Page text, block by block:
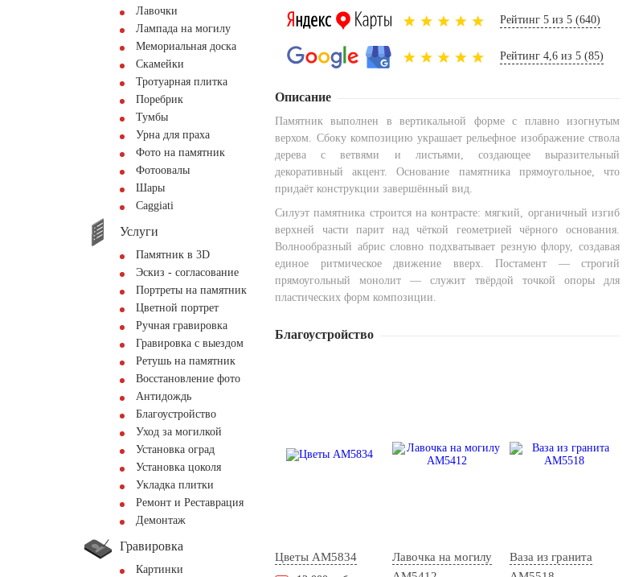
Лавочки
Лампада на могилу
Мемориальная доска
Скамейки
Тротуарная плитка
Поребрик
Тумбы
Урна для праха
Фото на памятник
Фотоовалы
Шары
Сaggiati
Услуги
Памятник в 3D
Эскиз - согласование
Портреты на памятник
Цветной портрет
Ручная гравировка
Гравировка с выездом
Ретушь на памятник
Восстановление фото
Антидождь
Благоустройство
Уход за могилкой
Установка оград
Установка цоколя
Укладка плитки
Ремонт и Реставрация
Демонтаж
Гравировка
Картинки
Рейтинг 5 из 5 (640)
Рейтинг 4,6 из 5 (85)
Описание
Памятник выполнен в вертикальной форме с плавно изогнутым
верхом. Сбоку композицию украшает рельефное изображение ствола
дерева с ветвями и листьями, создающее выразительный
декоративный акцент. Основание памятника прямоугольное, что
придаёт конструкции завершённый вид.
Силуэт памятника строится на контрасте: мягкий, органичный изгиб
верхней части парит над чёткой геометрией чёрного основания.
Волнообразный абрис словно подхватывает резную флору, создавая
единое ритмическое движение вверх. Постамент — строгий
прямоугольный монолит — служит твёрдой точкой опоры для
пластических форм композиции.
Благоустройство
Цветы AM5834
Лавочка на могилу
Ваза из гранита